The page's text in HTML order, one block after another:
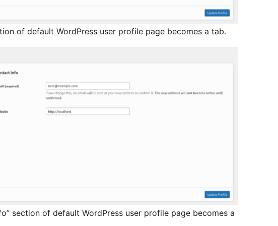
of default WordPress user profile page becomes a tab.
section of default WordPress user profile page becomes a